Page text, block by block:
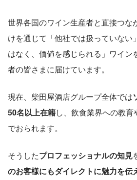
世界各国のワイン生産者と直接つな
けを通じて「他社では扱っていない
はなく、価値を感じられる」ワイン
者の皆さまに届けています。
現在、柴田屋酒店グループ全体では
50名以上在籍し、飲食業界への教
でおられます。
そうしたプロフェッショナルの知見
のお客様にもダイレクトに魅力を伝